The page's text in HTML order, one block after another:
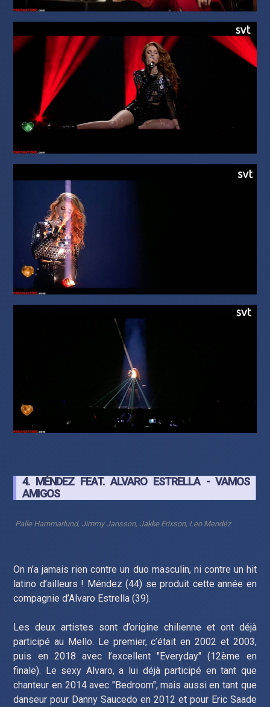
4. MÉNDEZ FEAT. ALVARO ESTRELLA - VAMOS
AMIGOS
Palle Hammarlund, Jimmy Jansson, Jakke Erixson, Leo Mendéz
On n’a jamais rien contre un duo masculin, ni contre un hit
latino d’ailleurs ! Méndez (44) se produit cette année en
compagnie d’Alvaro Estrella (39).
Les deux artistes sont d’origine chilienne et ont déjà
participé au Mello. Le premier, c’était en 2002 et 2003,
puis en 2018 avec l’excellent "Everyday" (12ème en
finale). Le sexy Alvaro, a lui déjà participé en tant que
chanteur en 2014 avec "Bedroom", mais aussi en tant que
danseur pour Danny Saucedo en 2012 et pour Eric Saade